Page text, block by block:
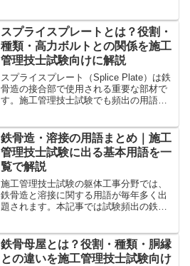
ン止めとはコン止め（コンクリート止
め・端部型枠）とは、デッキ...
スプライスプレートとは？役割・
種類・高力ボルトとの関係を施工
管理技士試験向けに解説
スプライスプレート（Splice Plate）は鉄
骨造の接合部で使用される重要な部材で
す。施工管理技士試験でも頻出の用語で
イスプレートとはスプライスプレート
（添え板とも...
鉄骨造・溶接の用語まとめ｜施工
管理技士試験に出る基本用語を一
覧で解説
施工管理技士試験の躯体工事分野では、
鉄骨造と溶接に関する用語が毎年多く出
題されます。本記事では試験頻出の鉄骨
上下の水平板。曲げモーメントによる引
張・圧縮力を負...
鉄骨母屋とは？役割・種類・胴縁
との違いを施工管理技士試験向け